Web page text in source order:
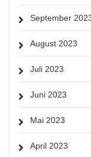
September
August 2023
Juli 2023
Juni 2023
Mai 2023
April 2023